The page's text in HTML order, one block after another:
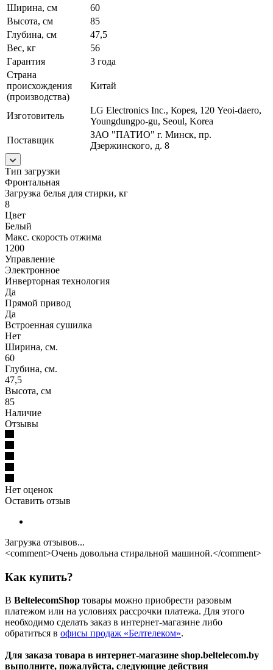
Ширина, см
60
Высота, см
85
Глубина, см
47,5
Вес, кг
56
Гарантия
3 года
Страна
происхождения
(производства)
Китай
Изготовитель
LG Electronics Inc., Корея, 120 Yeoi-daero,
Youngdungpo-gu, Seoul, Korea
Поставщик
ЗАО "ПАТИО" г. Минск, пр.
Дзержинского, д. 8
Тип загрузки
Фронтальная
Загрузка белья для стирки, кг
8
Цвет
Белый
Макс. скорость отжима
1200
Управление
Электронное
Инверторная технология
Да
Прямой привод
Да
Встроенная сушилка
Нет
Ширина, см.
60
Глубина, см.
47,5
Высота, см
85
Наличие
Отзывы
Нет оценок
Оставить отзыв
Загрузка отзывов...
<comment>Очень довольна стиральной машиной.</comment>
Как купить?
В BeltelecomShop товары можно приобрести разовым
платежом или на условиях рассрочки платежа. Для этого
необходимо сделать заказ в интернет-магазине либо
обратиться в офисы продаж «Белтелеком».
Для заказа товара в интернет-магазине shop.beltelecom.by
выполните, пожалуйста, следующие действия